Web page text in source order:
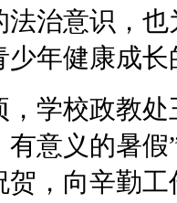
法治意识，
少年健康成
，学校政教
有意义的暑
贺，向辛勤